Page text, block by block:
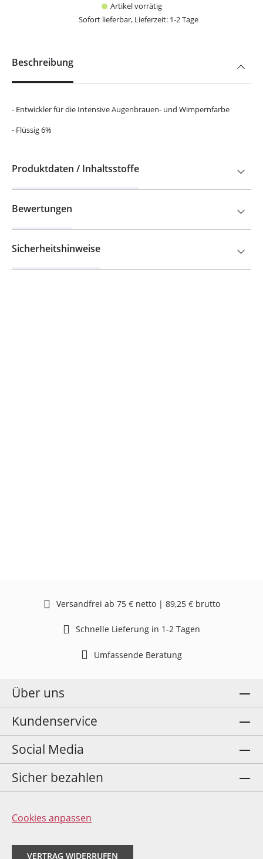
Artikel vorrätig
Sofort lieferbar, Lieferzeit: 1-2 Tage
Beschreibung
- Entwickler für die Intensive Augenbrauen- und Wimpernfarbe
- Flüssig 6%
Produktdaten / Inhaltsstoffe
Bewertungen
Sicherheitshinweise
Versandfrei ab 75 € netto | 89,25 € brutto
Schnelle Lieferung in 1-2 Tagen
Umfassende Beratung
Über uns
Kundenservice
Social Media
Sicher bezahlen
Cookies anpassen
VERTRAG WIDERRUFEN